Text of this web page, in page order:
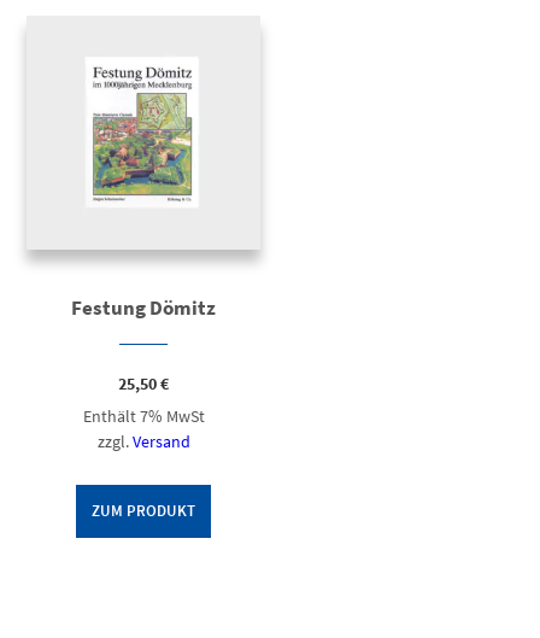
Festung Dömitz
25,50€
Enthält 7% MwSt
zzgl.Versand
ZUM PRODUKT